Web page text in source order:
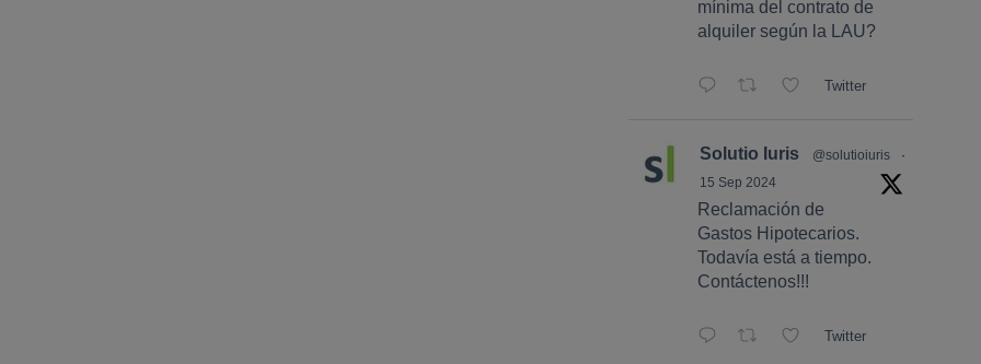
mínima del contrato de
alquiler según la LAU?
Twitter
Solutio Iuris @solutioiuris
·
15 Sep 2024
Reclamación de
Gastos Hipotecarios.
Todavía está a tiempo.
Contáctenos!!!
Twitter